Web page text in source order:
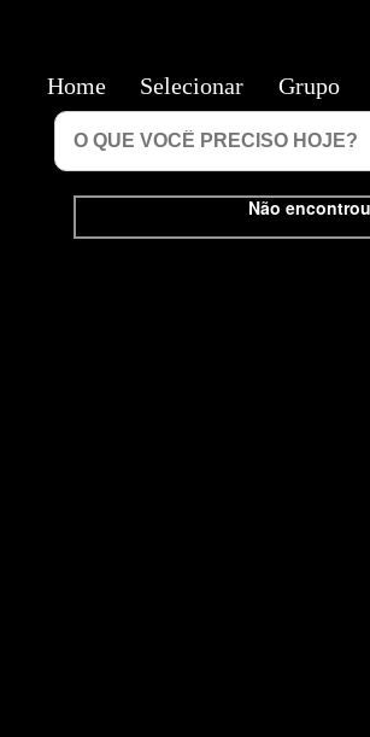
Não
Home Selecionar Grupo